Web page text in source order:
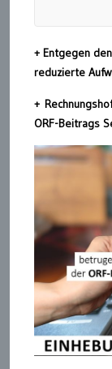
+ Entgegen
reduzierte
+
ORF-Beitrags